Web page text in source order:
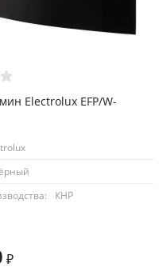
Electrolux EFP/W-
КНР
₽